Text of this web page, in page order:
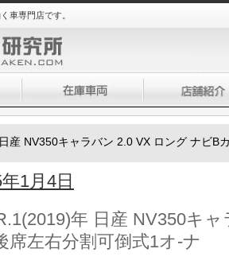
車専門店です。
産 NV350キャラバン 2.0 VX ロング ナビB
1月4日
年 日産 NV350キ
席左右分割可倒式1オ-ナ